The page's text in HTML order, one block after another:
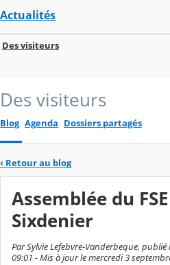
Actualités
Des visiteurs
Des visiteurs
Blog Agenda Dossiers partagés
‹ Retour au blog
Assemblée du
Sixdenier
Par Sylvie Lefebvre-Vanderbeque,
09:01 - Mis à jour le mercredi 3